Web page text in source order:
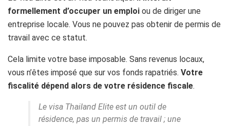
formellement d’occuper un emploi ou de diriger une
entreprise locale. Vous ne pouvez pas obtenir de permis de
travail avec ce statut.
Cela limite votre base imposable. Sans revenus locaux,
vous n’êtes imposé que sur vos fonds rapatriés. Votre
fiscalité dépend alors de votre résidence fiscale.
Le visa Thailand Elite est un outil de
résidence, pas un permis de travail ; une